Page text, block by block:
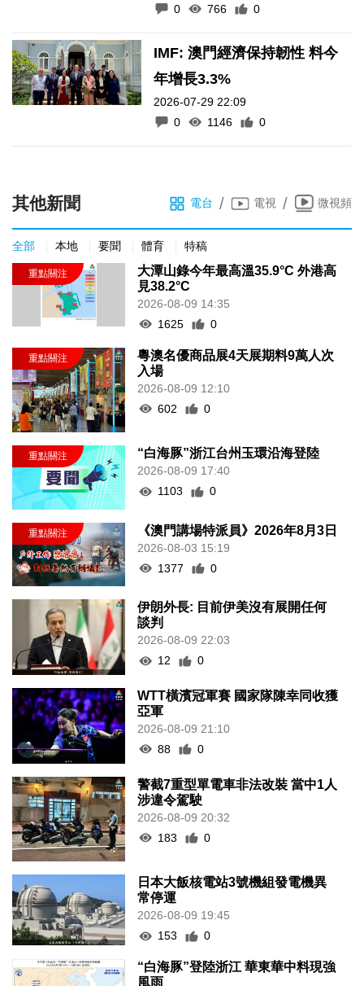
0
766 0
IMF: 澳門經濟保持韌性 料今
年增長3.3%
2026-07-29 22:09
0
1146 0
其他新聞 電台 / 電視 / 微視頻
全部 本地 要聞 體育 特稿
大潭山錄今年最高溫35.9°C 外港高
見38.2°C
2026-08-09 14:35
1625
0
粵澳名優商品展4天展期料9萬人次
入場
2026-08-09 12:10
602
0
“白海豚”浙江台州玉環沿海登陸
2026-08-09 17:40
1103
0
《澳門講場特派員》2026年8月3日
2026-08-03 15:19
1377
0
伊朗外長: 目前伊美沒有展開任何
談判
2026-08-09 22:03
12
0
WTT橫濱冠軍賽 國家隊陳幸同收獲
亞軍
2026-08-09 21:10
88
0
警截7重型單電車非法改裝 當中1人
涉違令駕駛
2026-08-09 20:32
183
0
日本大飯核電站3號機組發電機異
常停運
2026-08-09 19:45
153
0
“白海豚”登陸浙江 華東華中料現強
風雨